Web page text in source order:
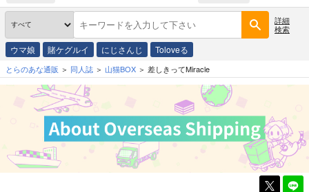
詳細
検索
ウマ娘 賭ケグルイ にじさんじ Toloveる
とらのあな通販 同人誌 山猫BOX 差しきってMiracle